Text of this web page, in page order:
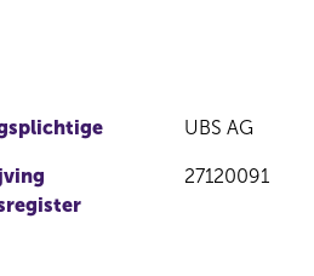
UBS AG
27120091